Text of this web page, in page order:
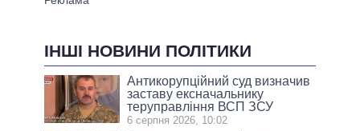
ІНШІ НОВИНИ ПОЛІТИКИ
Антикорупційний суд визначив
заставу ексначальнику
теруправління ВСП ЗСУ
6 серпня 2026, 10:02